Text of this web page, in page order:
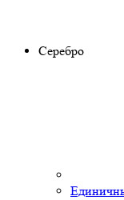
Серебро